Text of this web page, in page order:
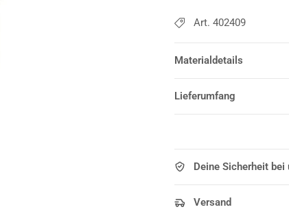
Art. 402409
Materialdetails
Lieferumfang
Deine Sicherheit bei
Versand